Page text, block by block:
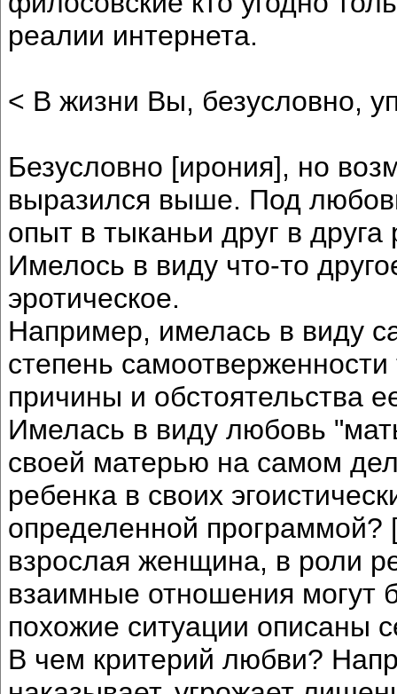
реалии интернета.
< В жизни Вы, безусловно,
Безусловно [ирония], но
выразился выше. Под
опыт в тыканьи друг в
Имелось в виду что-то
эротическое.
Например, имелась в виду
степень
причины и обстоятельства
Имелась в виду любовь
своей матерью на самом
ребенка в своих
определенной программой?
взрослая женщина, в роли
взаимные отношения могут
похожие ситуации описаны
В чем критерий любви?